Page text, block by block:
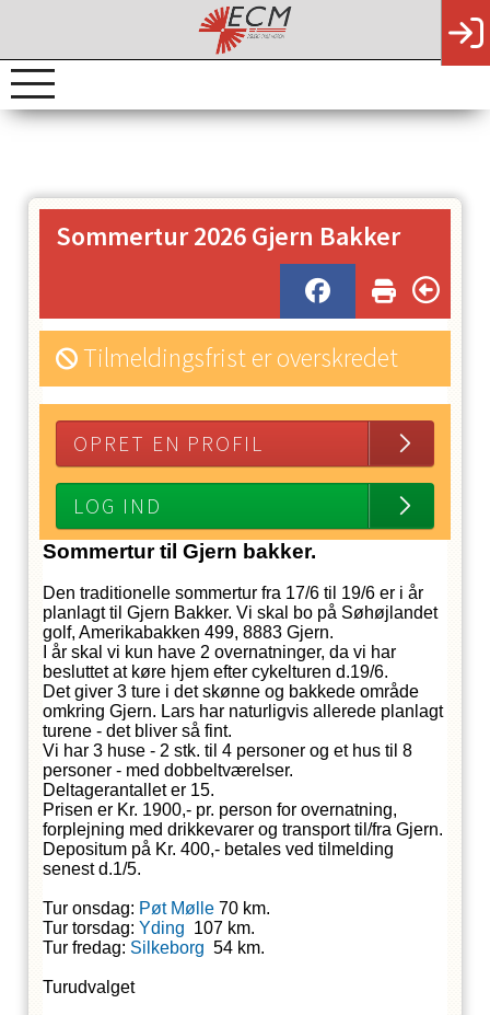
Sommertur 2026 Gjern Bakker
Tilmeldingsfrist er overskredet
OPRET EN PROFIL
LOG IND
Sommertur til Gjern bakker.
Den traditionelle sommertur fra 17/6 til 19/6 er i år
planlagt til Gjern Bakker. Vi skal bo på Søhøjlandet
golf, Amerikabakken 499, 8883 Gjern.
I år skal vi kun have 2 overnatninger, da vi har
besluttet at køre hjem efter cykelturen d.19/6.
Det giver 3 ture i det skønne og bakkede område
omkring Gjern. Lars har naturligvis allerede planlagt
turene - det bliver så fint.
Vi har 3 huse - 2 stk. til 4 personer og et hus til 8
personer - med dobbeltværelser.
Deltagerantallet er 15.
Prisen er Kr. 1900,- pr. person for overnatning,
forplejning med drikkevarer og transport til/fra Gjern.
Depositum på Kr. 400,- betales ved tilmelding
senest d.1/5.
Tur onsdag: Pøt Mølle 70 km.
Tur torsdag: Yding 107 km.
Tur fredag: Silkeborg 54 km.
Turudvalget